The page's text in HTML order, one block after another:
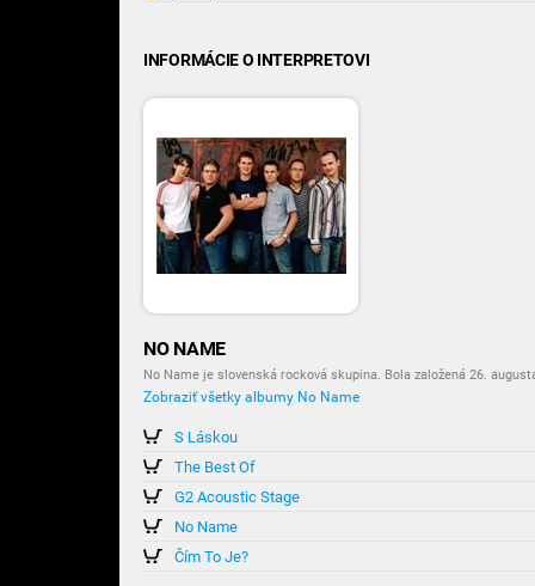
INFORMÁCIE O INTERPRETOVI
NO NAME
No Name je slovenská rocková skupina. Bola založená 26.
Zobraziť všetky albumy No Name
S Láskou
The Best Of
G2 Acoustic Stage
No Name
Čím To Je?